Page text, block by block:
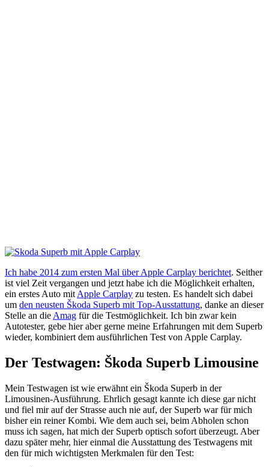
Ich habe 2014 zum ersten Mal über Apple Carplay berichtet. Seither
ist viel Zeit vergangen und jetzt habe ich die Möglichkeit erhalten,
ein erstes Auto mit Apple Carplay zu testen. Es handelt sich dabei
um den neusten Škoda Superb mit Top-Ausstattung, danke an dieser
Stelle an die Amag für die Testmöglichkeit. Ich bin zwar kein
Autotester, gebe hier aber gerne meine Erfahrungen mit dem Superb
wieder, kombiniert dem ausführlichen Test von Apple Carplay.
Der Testwagen: Škoda Superb Limousine
Mein Testwagen ist wie erwähnt ein Škoda Superb in der
Limousinen-Ausführung. Ehrlich gesagt kannte ich diese gar nicht
und fiel mir auf der Strasse auch nie auf, der Superb war für mich
bisher ein reiner Kombi. Wie dem auch sei, beim Abholen schon
muss ich sagen, hat mich der Superb optisch sofort überzeugt. Aber
dazu später mehr, hier einmal die Ausstattung des Testwagens mit
den für mich wichtigsten Merkmalen für den Test: